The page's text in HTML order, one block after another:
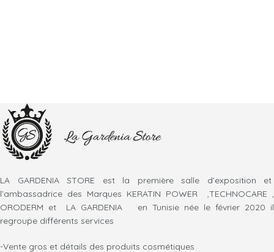
LA GARDENIA STORE est la première salle d’exposition et
l’ambassadrice des Marques KERATIN POWER ,TECHNOCARE ,
ORODERM et LA GARDENIA en Tunisie née le février 2020 il
regroupe différents services
-Vente gros et détails des produits cosmétiques